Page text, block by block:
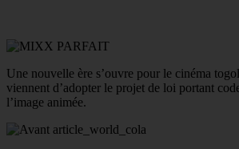
Une nouvelle ère s’ouvre pour le cinéma
viennent d’adopter le projet de loi portant
l’image animée.